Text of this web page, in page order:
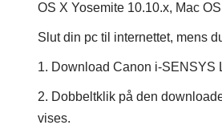
OS X Yosemite 10.10.x, Mac
Slut din pc til internettet, mens
1. Download Canon i-SENSYS
2. Dobbeltklik på den
vises.